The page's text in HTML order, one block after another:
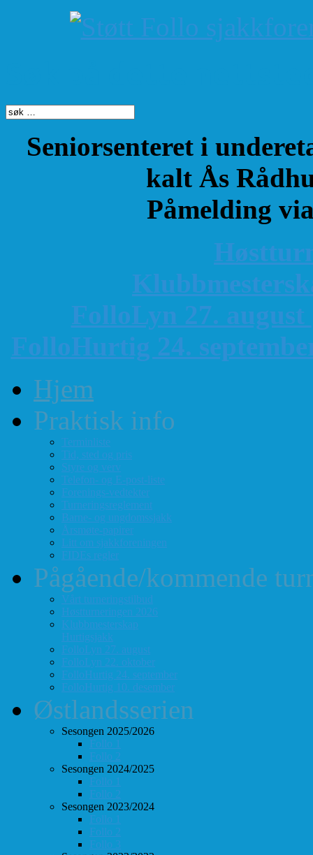
Seniorsenteret i
kalt Ås
Påmelding
K
FolloLyn 27. august
FolloHurtig 24.
Hjem
Praktisk info
Terminliste
Tid, sted og pris
Styre og verv
Telefon- og E-post-liste
Forenings-vedtekter
Turneringsreglement
Barne- og ungdomssjakk
Årsmøte-papirer
Litt om sjakkforeningen
FIDEs regler
Pågående/kommende
Vårt turneringstilbud
Høstturneringen 2026
Klubbmesterskap
Hurtigsjakk
FolloLyn 27. august
FolloLyn 22. oktober
FolloHurtig 24. september
FolloHurtig 10. desember
Østlandsserien
Sesongen 2025/2026
Follo 1
Follo 2
Sesongen 2024/2025
Follo 1
Follo 2
Sesongen 2023/2024
Follo 1
Follo 2
Follo 3